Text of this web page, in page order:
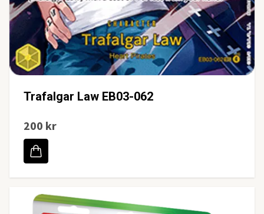
Trafalgar Law EB03-062
200 kr